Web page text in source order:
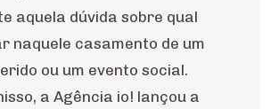
aquela dúvida sobre qual
naquele casamento de um
ou um evento social.
a Agência io! lançou a